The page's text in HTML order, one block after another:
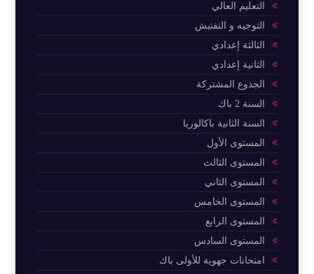
التعليم العالي
التوجيه و التفتيش
الثالثة إعدادي
الثانية إعدادي
الجذوع المشتركة
السنة 2 باك
السنة الثانية باكالوريا
المستوى الأول
المستوى الثالث
المستوى الثاني
المستوى الخامس
المستوى الرابع
المستوى السادس
امتحانات جهوية للأولى باك